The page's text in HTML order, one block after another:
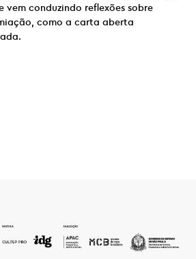
vem conduzindo reflexões sobre
como a carta aberta